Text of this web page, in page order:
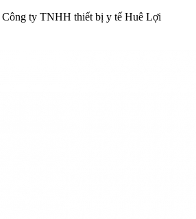
Công ty TNHH thiết bị y tế Huê Lợi